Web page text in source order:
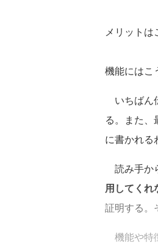
メリットは
機能にはこ
いちばん
る。また、
に書かれる
読み手か
用してくれ
証明する。
機能や特